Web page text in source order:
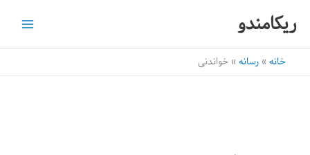
ریکامندو
خانه رسانه خواندنی